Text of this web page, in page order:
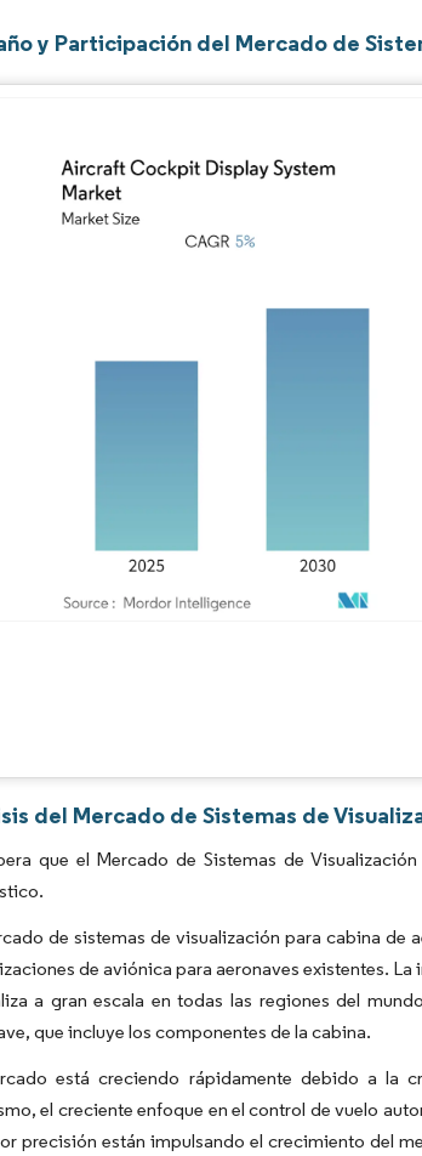
y Participación del Mercado de
del Mercado de Sistemas de
que el Mercado de Sistemas de
de sistemas de visualización para cabina de
de aviónica para aeronaves existentes.
a gran escala en todas las regiones del
que incluye los componentes de la cabina.
está creciendo rápidamente debido a la
el creciente enfoque en el control de vuelo
precisión están impulsando el crecimiento del